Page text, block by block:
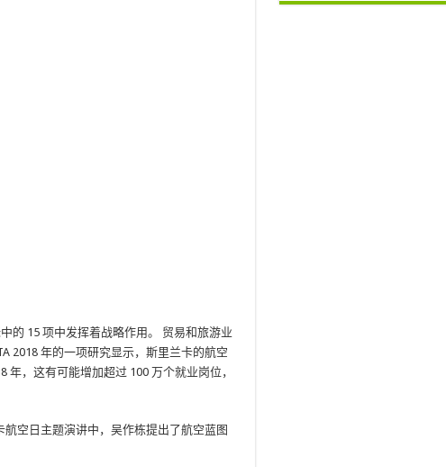
的 15 项中发挥着战略作用。 贸易和旅游业
2018 年的一项研究显示，斯里兰卡的航空
年，这有可能增加超过 100 万个就业岗位，
航空日主题演讲中，吴作栋提出了航空蓝图